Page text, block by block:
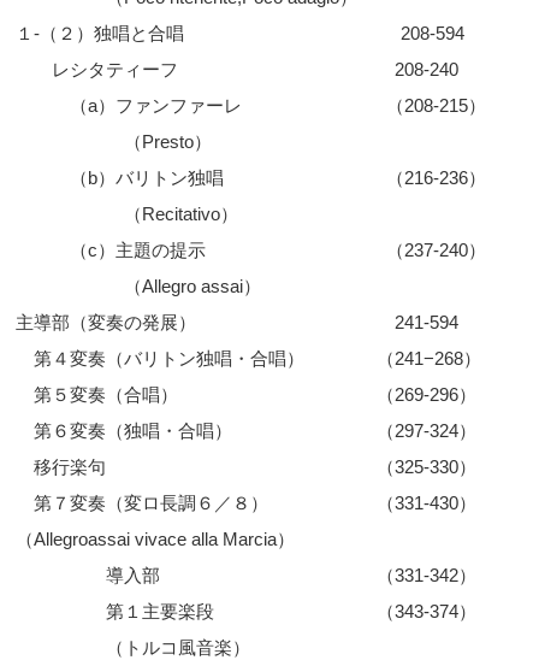
１-（２）独唱と合唱 208-594
レシタティーフ 208-240
（a）ファンファーレ （208-215）
（Presto）
（b）バリトン独唱 （216-236）
（Recitativo）
（c）主題の提示 （237-240）
（Allegro assai）
主導部（変奏の発展） 241-594
第４変奏（バリトン独唱・合唱） （241−268）
第５変奏（合唱） （269-296）
第６変奏（独唱・合唱） （297-324）
移行楽句 （325-330）
第７変奏（変ロ長調６／８） （331-430）
（Allegroassai vivace alla Marcia）
導入部 （331-342）
第１主要楽段 （343-374）
（トルコ風音楽）